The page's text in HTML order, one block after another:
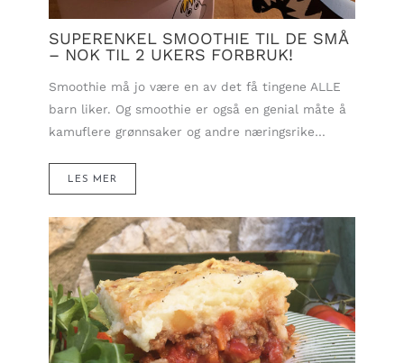
SUPERENKEL SMOOTHIE TIL DE SMÅ
– NOK TIL 2 UKERS FORBRUK!
Smoothie må jo være en av det få tingene ALLE
barn liker. Og smoothie er også en genial måte å
kamuflere grønnsaker og andre næringsrike…
LES MER